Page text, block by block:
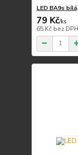
LED BA9s
79 Kč/ks
65 Kč bez DPH